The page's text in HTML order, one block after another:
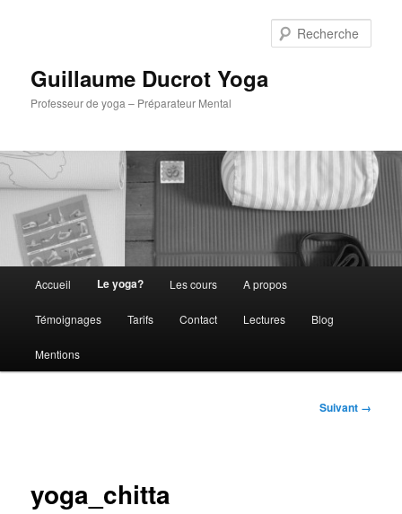
Guillaume Ducrot Yoga
Professeur de yoga – Préparateur Mental
principal
Accueil Le yoga? Les cours A propos
Témoignages Tarifs Contact Lectures Blog
Mentions
Suivant →
yoga_chitta